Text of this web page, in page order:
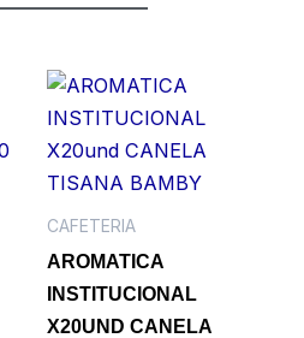
CAFETERIA
AROMATICA
INSTITUCIONAL
X20UND CANELA